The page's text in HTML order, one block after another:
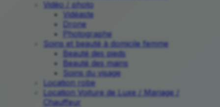
Vidéo / photo
Vidéaste
Drone
Photographe
Soins et beauté à domicile femme
Beauté des pieds
Beauté des mains
Soins du visage
Location robe
Location Voiture de Luxe / Mariage /
Chauffeur